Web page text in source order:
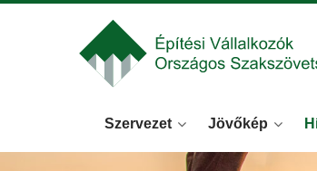
Szervezet Jövőkép